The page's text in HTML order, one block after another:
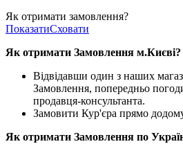
Як отримати замовлення?
ПоказатиСховати
Як отримати Замовлення м.Києві?
Відвідавши один з наших
Замовлення, попередньо
продавця-консультанта.
Замовити Кур'єра прямо
Як отримати Замовлення по